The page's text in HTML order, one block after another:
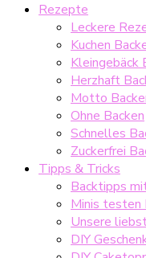
Rezepte
Leckere
Kuchen
Kleingebäck
Herzhaft
Motto
Ohne Backen
Schnelles
Zuckerfrei
Tipps & Tricks
Backtipps
Minis testen
Unsere
DIY